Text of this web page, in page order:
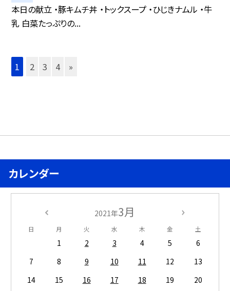
本日の献立 ・豚キムチ丼 ・トックスープ ・ひじきナムル ・牛
乳 白菜たっぷりの...
1 2 3 4 »
カレンダー
2021年3月
日 月 火 水 木 金 土
1 2 3 4 5
6
7
8 9 10 11 12
13
14
15 16 17 18 19
20